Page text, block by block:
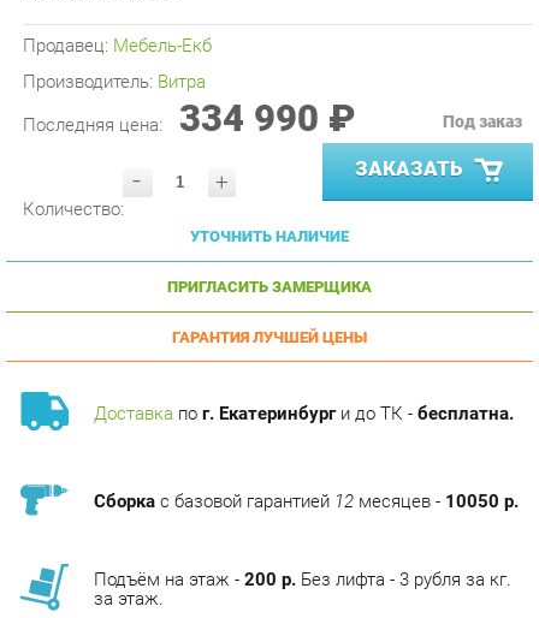
Производитель:Витра
Последняя цена: 334 990 ₽
- ЗАКАЗАТЬ
УТОЧНИТЬ НАЛИЧИЕ
ПРИГЛАСИТЬ ЗАМЕРЩИКА
ГАРАНТИЯ ЛУЧШЕЙ ЦЕНЫ
Доставкапог. Екатеринбурги до ТК -бесплатна.
ТЭГИ